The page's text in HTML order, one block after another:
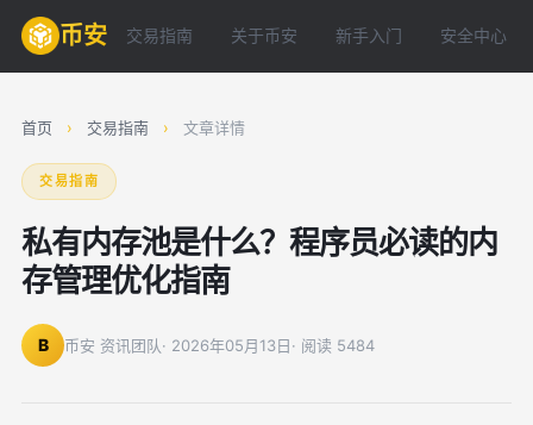
币安 交易指南 关于币安 新手入门 安全中心
首页 › 交易指南 › 文章详情
交易指南
私有内存池是什么？程序员必读的内
存管理优化指南
B 币安 资讯团队· 2026年05月13日· 阅读 5484